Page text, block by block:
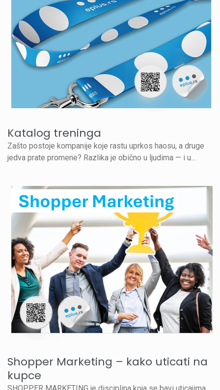
Katalog treninga
Zašto postoje kompanije koje rastu uprkos haοsu, a druge
jedva prate promene? Razlika je obično u ljudima — i u...
Shopper Marketing – kako uticati na
kupce